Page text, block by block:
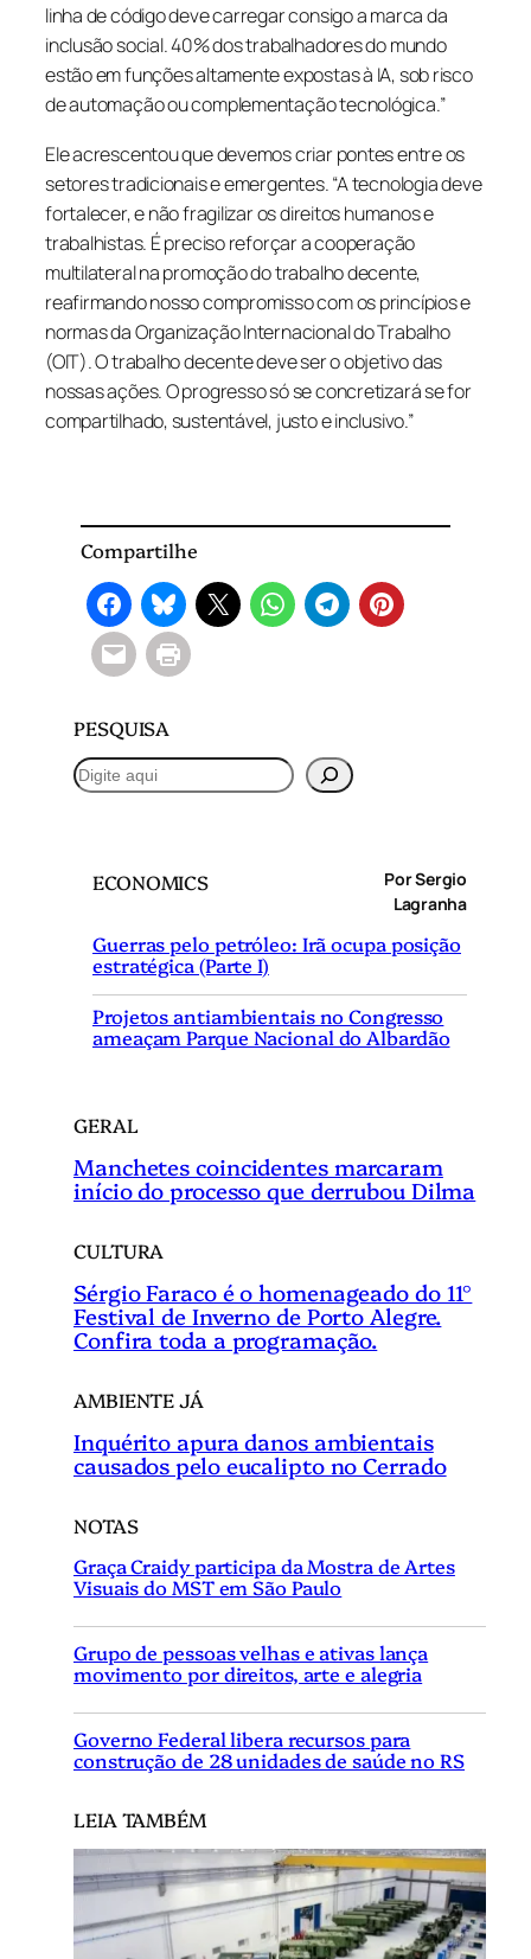
linha de código deve carregar consigo a marca da
inclusão social. 40% dos trabalhadores do mundo
estão em funções altamente expostas à IA, sob risco
de automação ou complementação tecnológica.”
Ele acrescentou que devemos criar pontes entre os
setores tradicionais e emergentes. “A tecnologia deve
fortalecer, e não fragilizar os direitos humanos e
trabalhistas. É preciso reforçar a cooperação
multilateral na promoção do trabalho decente,
reafirmando nosso compromisso com os princípios e
normas da Organização Internacional do Trabalho
(OIT). O trabalho decente deve ser o objetivo das
nossas ações. O progresso só se concretizará se for
compartilhado, sustentável, justo e inclusivo.”
Compartilhe
PESQUISA
P
e
ECONOMICS
Por Sergio
Lagranha
Guerras pelo petróleo: Irã ocupa posição
estratégica (Parte I)
Projetos antiambientais no Congresso
ameaçam Parque Nacional do Albardão
GERAL
Manchetes coincidentes marcaram
início do processo que derrubou Dilma
CULTURA
Sérgio Faraco é o homenageado do 11°
Festival de Inverno de Porto Alegre.
Confira toda a programação.
AMBIENTE JÁ
Inquérito apura danos ambientais
causados pelo eucalipto no Cerrado
NOTAS
Graça Craidy participa da Mostra de Artes
Visuais do MST em São Paulo
Grupo de pessoas velhas e ativas lança
movimento por direitos, arte e alegria
Governo Federal libera recursos para
construção de 28 unidades de saúde no RS
LEIA TAMBÉM